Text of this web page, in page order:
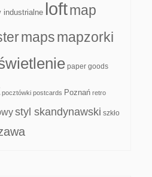
industrialne loftmap
mapsmapzorki
paper goods
pocztówki postcards Poznań retro
styl skandynawski szkło